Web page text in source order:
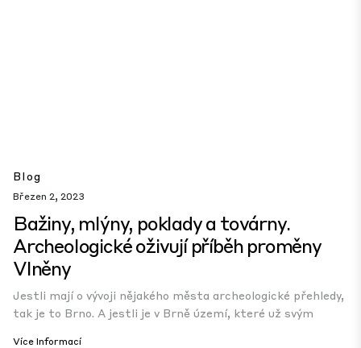
Blog
Březen 2, 2023
Bažiny, mlýny, poklady a továrny.
Archeologické oživují příběh proměny
Vlněny
Jestli mají o vývoji nějakého města archeologické přehledy,
tak je to Brno. A jestli je v Brně území, které už svým
Více Informací